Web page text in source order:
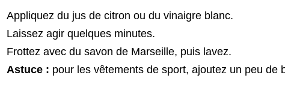
Appliquez du jus de citron ou du vinaigre blanc.
Laissez agir quelques minutes.
Frottez avec du savon de Marseille, puis lavez.
Astuce : pour les vêtements de sport, ajoutez un peu de